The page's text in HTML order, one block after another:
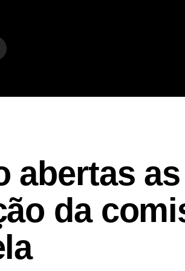
abertas
da